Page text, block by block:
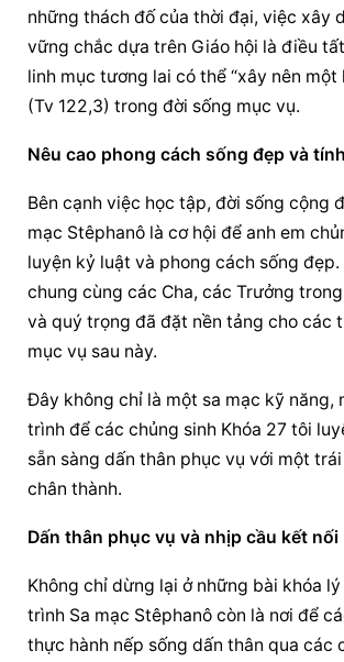
những thách đố của thời đại, việc xây
vững chắc dựa trên Giáo hội là điều
linh mục tương lai có thể “xây nên một
(Tv 122,3) trong đời sống mục vụ.
Nêu cao phong cách sống đẹp và
Bên cạnh việc học tập, đời sống cộng
mạc Stêphanô là cơ hội để anh em
luyện kỷ luật và phong cách sống đẹp.
chung cùng các Cha, các Trưởng
và quý trọng đã đặt nền tảng cho các
mục vụ sau này.
Đây không chỉ là một sa mạc kỹ năng,
trình để các chủng sinh Khóa 27 tôi
sẵn sàng dấn thân phục vụ với một
chân thành.
Dấn thân phục vụ và nhịp cầu kết nối
Không chỉ dừng lại ở những bài khóa
trình Sa mạc Stêphanô còn là nơi để
thực hành nếp sống dấn thân qua các